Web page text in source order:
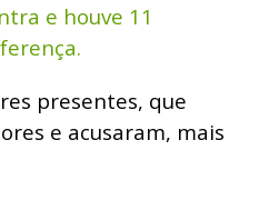
e houve 11
presentes, que
e acusaram, mais